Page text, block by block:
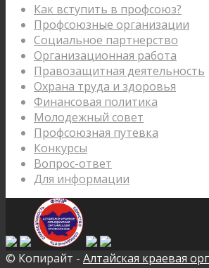
Как вступить в профсоюз?
Профсоюзные организации
Социальное партнерство
Организационная работа
Правозащитная деятельность
Охрана труда и здоровья
Финансовая политика
Молодежный совет
Профсоюзная путевка
Конкурсы
Вопрос-ответ
Для информации
© Копирайт - Алтайская краевая